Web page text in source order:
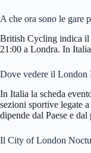
A che ora sono le gare
British Cycling indica il
21:00 a Londra. In
Dove vedere il London
In Italia la scheda
sezioni sportive legate
dipende dal Paese e
Il City of London